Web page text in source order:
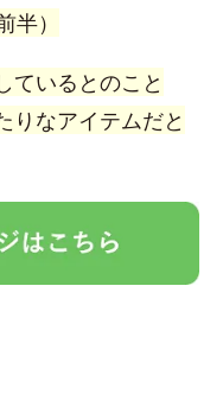
）
ているとのこと
りなアイテムだと